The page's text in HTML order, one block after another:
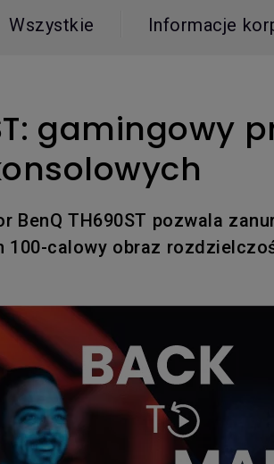
Laser
i MacBooka Pro
graficznego
Wszystkie Informacje
gamingowy
BenQ TH690ST pozwala
100-calowy obraz